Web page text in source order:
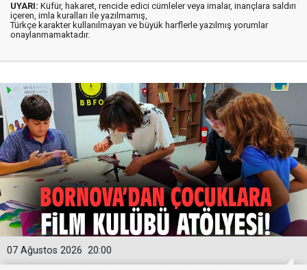
UYARI: Küfür, hakaret, rencide edici cümleler veya imalar, inançlara saldırı
içeren, imla kuralları ile yazılmamış,
Türkçe karakter kullanılmayan ve büyük harflerle yazılmış yorumlar
onaylanmamaktadır.
20:00
07 Ağustos 2026